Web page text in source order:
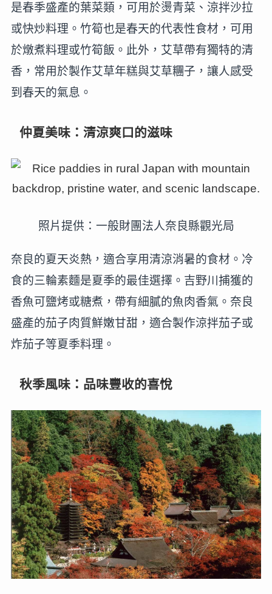
是春季盛產的葉菜類，可用於燙青菜、涼拌沙拉
或快炒料理。竹筍也是春天的代表性食材，可用
於燉煮料理或竹筍飯。此外，艾草帶有獨特的清
香，常用於製作艾草年糕與艾草糰子，讓人感受
到春天的氣息。
仲夏美味：清涼爽口的滋味
照片提供：一般財團法人奈良縣觀光局
奈良的夏天炎熱，適合享用清涼消暑的食材。冷
食的三輪素麵是夏季的最佳選擇。吉野川捕獲的
香魚可鹽烤或糖煮，帶有細膩的魚肉香氣。奈良
盛產的茄子肉質鮮嫩甘甜，適合製作涼拌茄子或
炸茄子等夏季料理。
秋季風味：品味豐收的喜悅